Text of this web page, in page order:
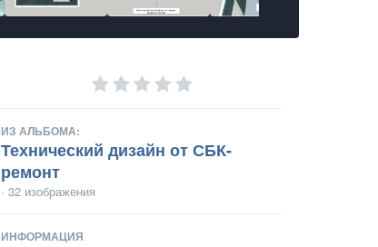
ИЗ АЛЬБОМА:
Технический дизайн от СБК-
ремонт
· 32 изображения
ИНФОРМАЦИЯ